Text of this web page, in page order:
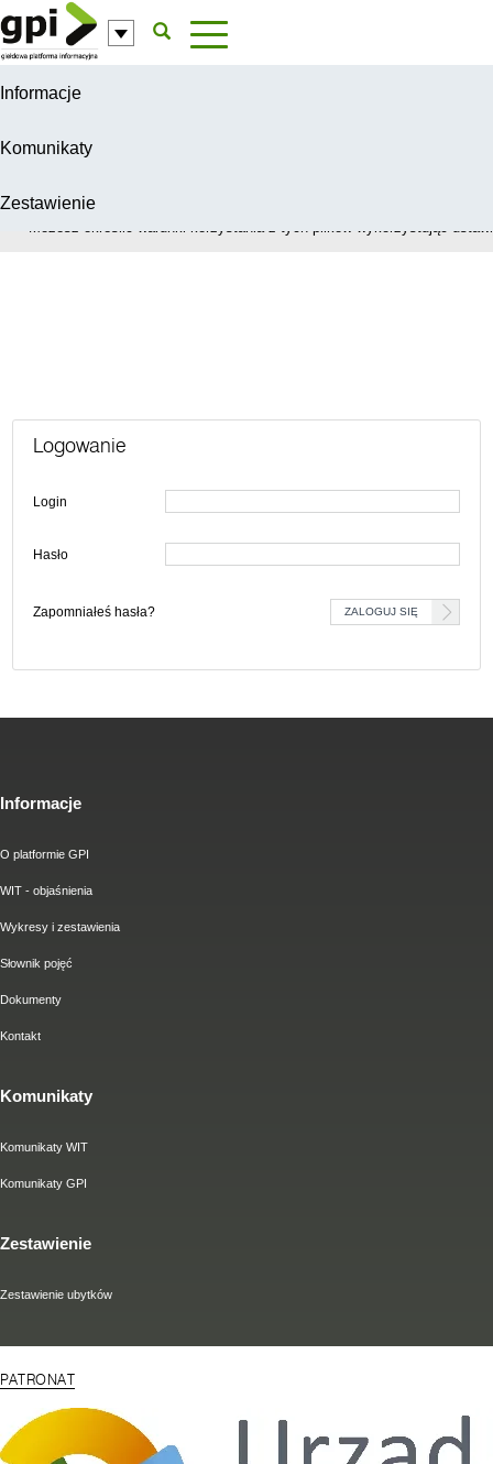
Przejdź do komentarzy
Informacje
Komunikaty
Zestawienie
W celu świadczenia usług na najwyższym poziomie, serwis GPI
Możesz określić warunki korzystania z tych plików wykorzystując
Logowanie
Login
Hasło
Zapomniałeś hasła?
Informacje
O platformie GPI
WIT - objaśnienia
Wykresy i zestawienia
Słownik pojęć
Dokumenty
Kontakt
Komunikaty
Komunikaty WIT
Komunikaty GPI
Zestawienie
Zestawienie ubytków
PATRONAT